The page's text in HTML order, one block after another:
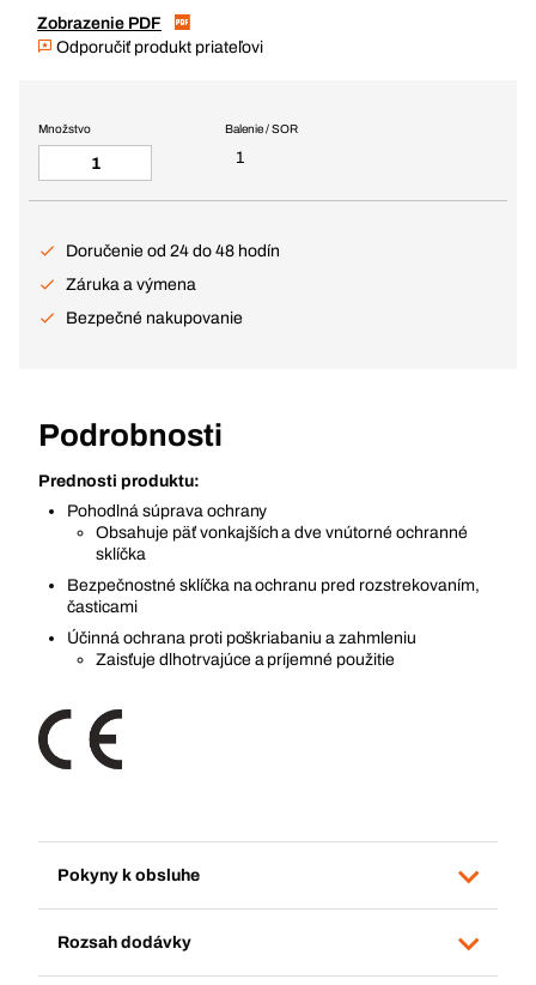
Zobrazenie PDF
Odporučiť produkt priateľovi
Balenie / SOR
1
Množstvo
Doručenie od 24 do 48 hodín
Záruka a výmena
Bezpečné nakupovanie
Podrobnosti
Prednosti produktu:
Pohodlná súprava ochrany
Obsahuje päť vonkajších a dve vnútorné ochranné
sklíčka
Bezpečnostné sklíčka na ochranu pred rozstrekovaním,
časticami
Účinná ochrana proti poškriabaniu a zahmleniu
Zaisťuje dlhotrvajúce a príjemné použitie
Pokyny k obsluhe
Rozsah dodávky